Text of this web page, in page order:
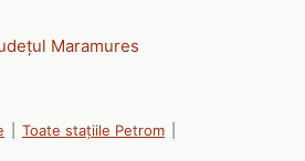
Maramures
Toate stațiile Petrom